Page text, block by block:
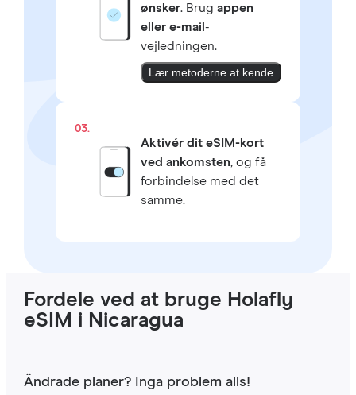
ønsker. Brug appen
eller e-mail -
vejledningen.
Lær metoderne at kende
03.
Aktivér dit eSIM-kort
ved ankomsten, og få
forbindelse med det
samme.
Fordele ved at bruge Holafly
eSIM i Nicaragua
Ändrade planer? Inga problem alls!